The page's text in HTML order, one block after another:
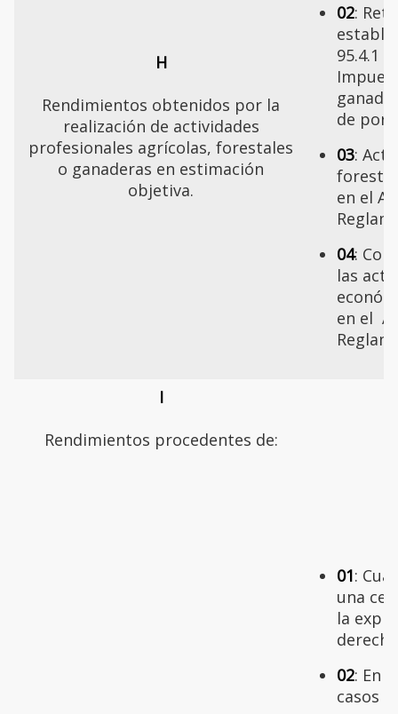
H
Rendimientos obtenidos por la
realización de actividades
profesionales agrícolas, forestales
o ganaderas en estimación
objetiva.
02:
95.4.1
de
03:
en el
04:
las
en el
I
Rendimientos procedentes de:
01:
una
la
02: En
casos